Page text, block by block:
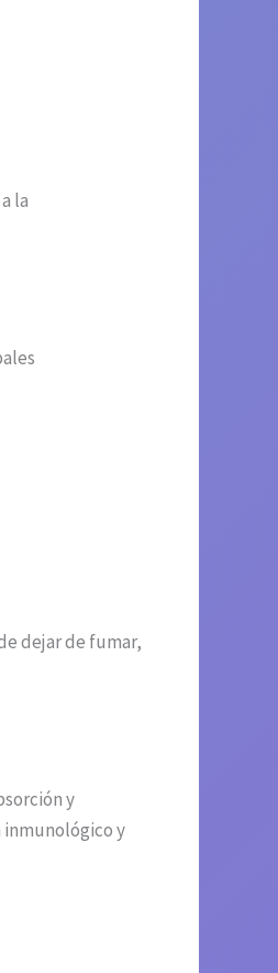
la
dejar de fumar,
y
y